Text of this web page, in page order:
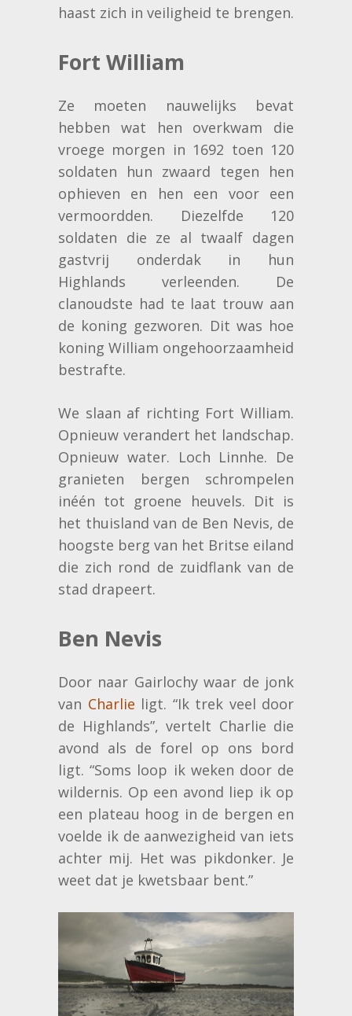
haast zich in veiligheid te brengen.
Fort William
Ze moeten nauwelijks bevat
hebben wat hen overkwam die
vroege morgen in 1692 toen 120
soldaten hun zwaard tegen hen
ophieven en hen een voor een
vermoordden. Diezelfde 120
soldaten die ze al twaalf dagen
gastvrij onderdak in hun
Highlands verleenden. De
clanoudste had te laat trouw aan
de koning gezworen. Dit was hoe
koning William ongehoorzaamheid
bestrafte.
We slaan af richting Fort William.
Opnieuw verandert het landschap.
Opnieuw water. Loch Linnhe. De
granieten bergen schrompelen
inéén tot groene heuvels. Dit is
het thuisland van de Ben Nevis, de
hoogste berg van het Britse eiland
die zich rond de zuidflank van de
stad drapeert.
Ben Nevis
Door naar Gairlochy waar de jonk
van Charlie ligt. “Ik trek veel door
de Highlands”, vertelt Charlie die
avond als de forel op ons bord
ligt. “Soms loop ik weken door de
wildernis. Op een avond liep ik op
een plateau hoog in de bergen en
voelde ik de aanwezigheid van iets
achter mij. Het was pikdonker. Je
weet dat je kwetsbaar bent.”